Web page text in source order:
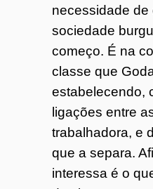
necessidade de
sociedade
começo. É na
classe que
estabelecendo,
ligações entre
trabalhadora, e
que a separa.
interessa é o